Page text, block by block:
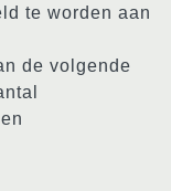
te worden aan
de volgende